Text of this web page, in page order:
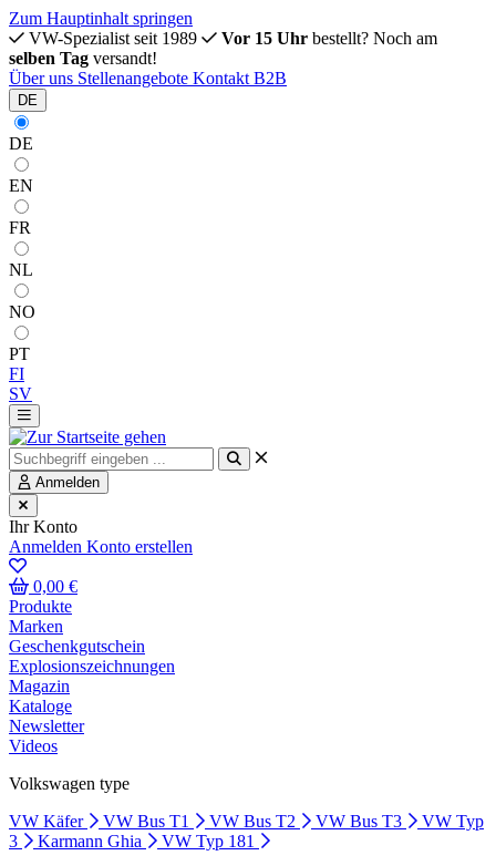
Zum Hauptinhalt springen
VW-Spezialist seit 1989
Vor 15 Uhr bestellt? Noch am
selben Tag versandt!
Über uns Stellenangebote Kontakt B2B
DE
DE
EN
FR
NL
NO
PT
FI
SV
Anmelden
Ihr Konto
Anmelden Konto erstellen
0,00 €
Produkte
Marken
Geschenkgutschein
Explosionszeichnungen
Magazin
Kataloge
Newsletter
Videos
Volkswagen type
VW Käfer
VW Bus T1 VW Bus T2 VW Bus T3
VW Typ
3
Karmann Ghia VW Typ 181